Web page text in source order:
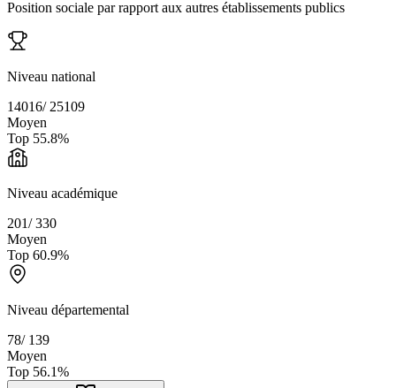
Position sociale par rapport aux autres établissements publics
Niveau national
14016/ 25109
Moyen
Top 55.8%
Niveau académique
201/330
Moyen
Top 60.9%
Niveau départemental
78/ 139
Moyen
Top 56.1%